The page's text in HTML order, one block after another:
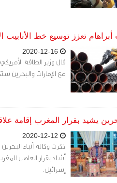
أبراهام تعزز توسيع خط الأنابيب
قال وزير الطاقة
مع الإمارات والبحرين
يشيد بقرار المغرب إقامة
ذكرت وكالة أنباء
أشاد بقرار العاهل
إسرائيل.